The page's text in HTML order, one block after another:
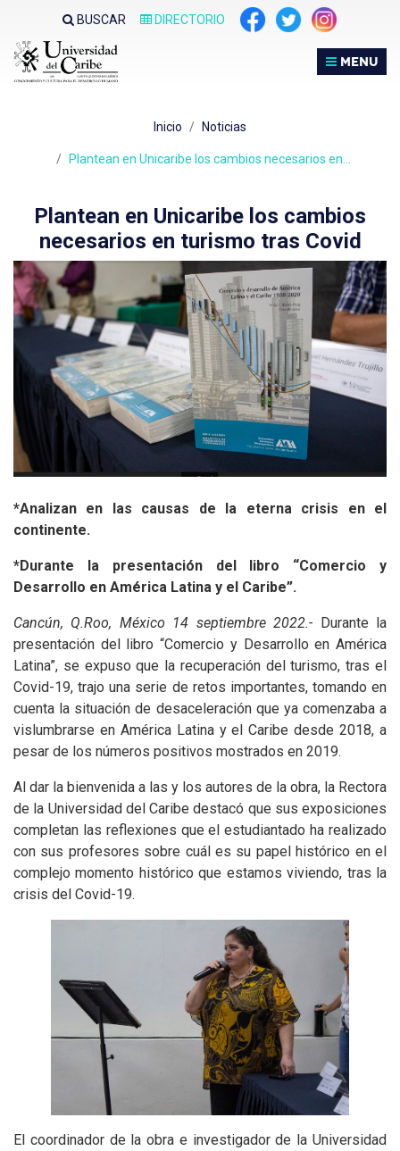
sitio
web
BUSCAR DIRECTORIO
MENU
Inicio Noticias
Plantean en Unicaribe los cambios necesarios en…
Plantean en Unicaribe los cambios
necesarios en turismo tras Covid
*Analizan en las causas de la eterna crisis en el
continente.
*Durante la presentación del libro “Comercio y
Desarrollo en América Latina y el Caribe”.
Cancún, Q.Roo, México 14 septiembre 2022.- Durante la
presentación del libro “Comercio y Desarrollo en América
Latina”, se expuso que la recuperación del turismo, tras el
Covid-19, trajo una serie de retos importantes, tomando en
cuenta la situación de desaceleración que ya comenzaba a
vislumbrarse en América Latina y el Caribe desde 2018, a
pesar de los números positivos mostrados en 2019.
Al dar la bienvenida a las y los autores de la obra, la Rectora
de la Universidad del Caribe destacó que sus exposiciones
completan las reflexiones que el estudiantado ha realizado
con sus profesores sobre cuál es su papel histórico en el
complejo momento histórico que estamos viviendo, tras la
crisis del Covid-19.
El coordinador de la obra e investigador de la Universidad